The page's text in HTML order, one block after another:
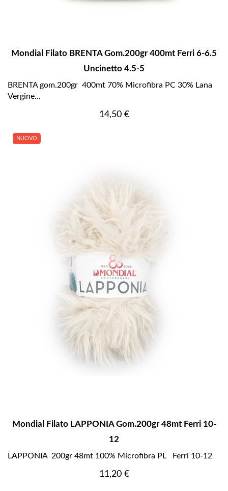
Mondial Filato BRENTA Gom.200gr 400mt Ferri 6-6.5
Uncinetto 4.5-5
BRENTA gom.200gr 400mt 70% Microfibra PC 30% Lana
Vergine...
Prezzo
14,50 €
Mondial Filato LAPPONIA Gom.200gr 48mt Ferri 10-
12
LAPPONIA 200gr 48mt 100% Microfibra PL Ferri 10-12
Prezzo
11,20 €
NUOVO